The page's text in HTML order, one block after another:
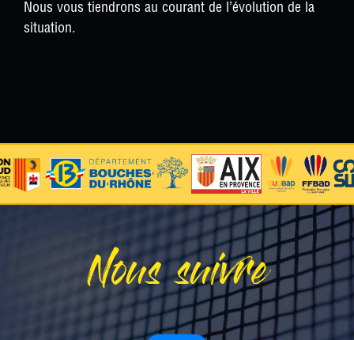
Nous vous tiendrons au courant de l’évolution de la
situation.
Nous suivre